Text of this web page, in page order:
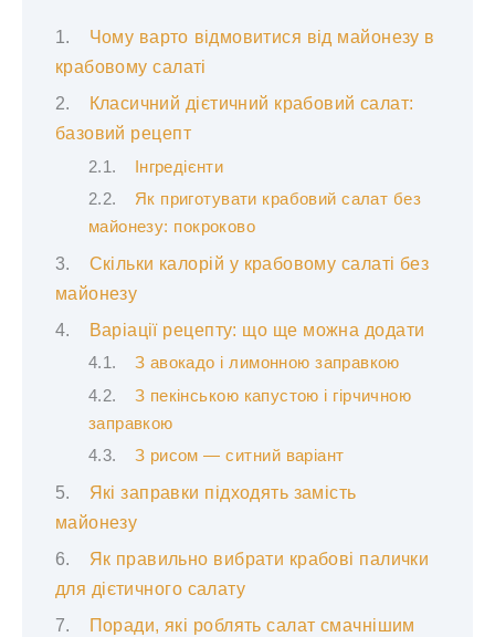
Чому варто відмовитися від майонезу в
крабовому салаті
Класичний дієтичний крабовий салат:
базовий рецепт
Інгредієнти
Як приготувати крабовий салат без
майонезу: покроково
Скільки калорій у крабовому салаті без
майонезу
Варіації рецепту: що ще можна додати
З авокадо і лимонною заправкою
З пекінською капустою і гірчичною
заправкою
З рисом — ситний варіант
Які заправки підходять замість
майонезу
Як правильно вибрати крабові палички
для дієтичного салату
Поради, які роблять салат смачнішим